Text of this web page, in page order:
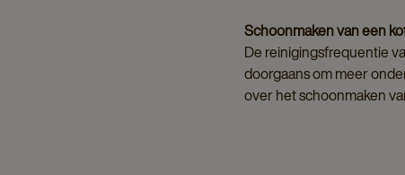
Schoonmaken van een
De reinigingsfrequentie
doorgaans om meer
over het schoonmaken